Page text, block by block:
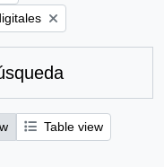
Table view